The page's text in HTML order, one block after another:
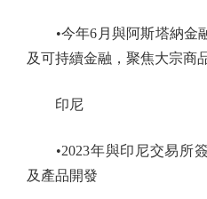
•今年6月與阿斯塔納金
及可持續金融，聚焦大宗商
印尼
•2023年與印尼交易所
及產品開發